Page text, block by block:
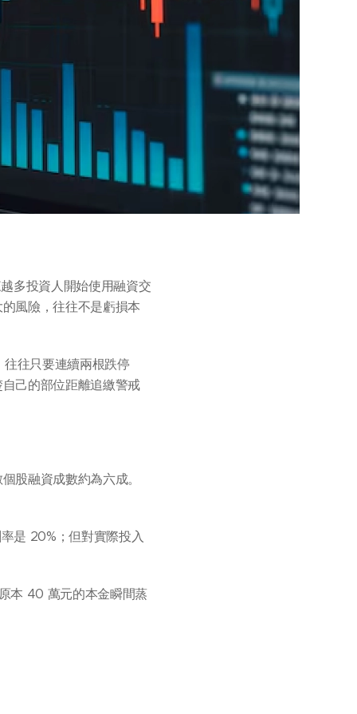
多投資人開始使用融資交
風險，往往不是虧損本
往只要連續兩根跌停
己的部位距離追繳警戒
股融資成數約為六成。
是 20%；但對實際投入
本 40 萬元的本金瞬間蒸